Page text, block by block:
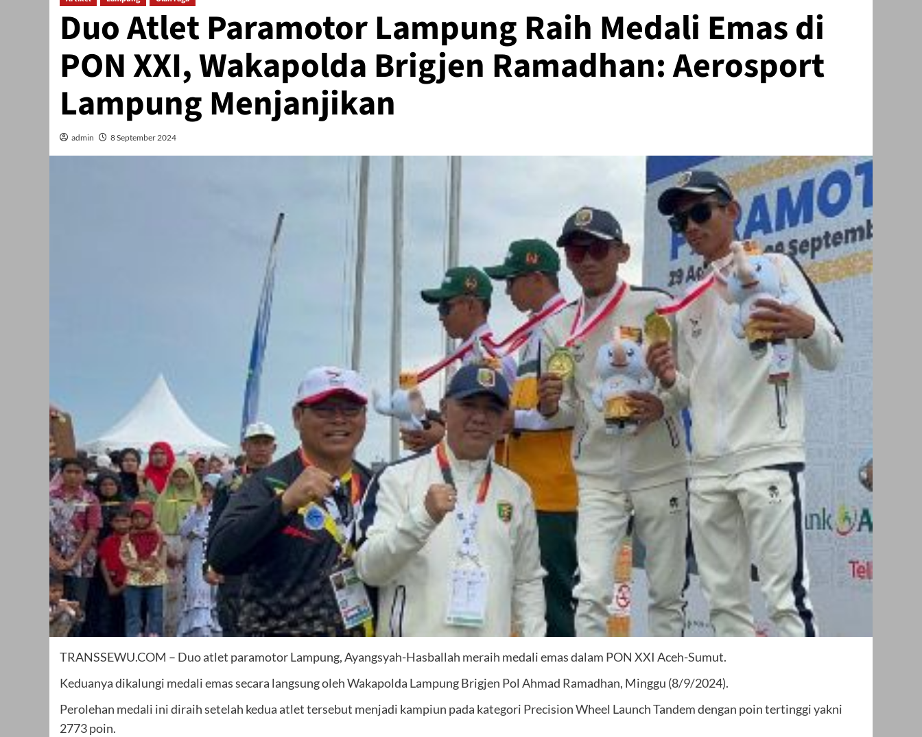
Duo Atlet Paramotor Lampung Raih Medali Emas di
PON XXI, Wakapolda Brigjen Ramadhan: Aerosport
Lampung Menjanjikan
admin 8 September 2024
TRANSSEWU.COM – Duo atlet paramotor Lampung, Ayangsyah-Hasballah meraih medali emas dalam PON XXI Aceh-Sumut.
Keduanya dikalungi medali emas secara langsung oleh Wakapolda Lampung Brigjen Pol Ahmad Ramadhan, Minggu (8/9/2024).
Perolehan medali ini diraih setelah kedua atlet tersebut menjadi kampiun pada kategori Precision Wheel Launch Tandem dengan poin tertinggi yakni
2773 poin.